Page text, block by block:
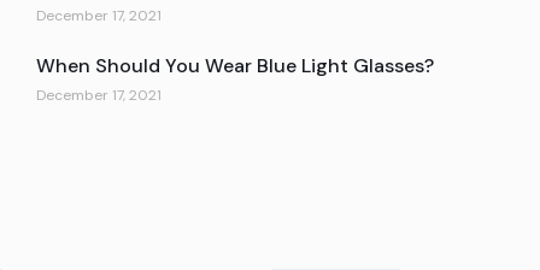
December 17, 2021
When Should You Wear Blue Light Glasses?
December 17, 2021